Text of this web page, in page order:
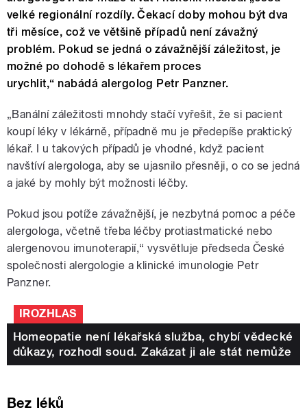
velké regionální rozdíly. Čekací doby mohou být dva
tři měsíce, což ve většině případů není závažný
problém. Pokud se jedná o závažnější záležitost, je
možné po dohodě s lékařem proces
urychlit,“ nabádá alergolog Petr Panzner.
„Banální záležitosti mnohdy stačí vyřešit, že si pacient
koupí léky v lékárně, případně mu je předepíše praktický
lékař. I u takových případů je vhodné, když pacient
navštíví alergologa, aby se ujasnilo přesněji, o co se jedná
a jaké by mohly být možnosti léčby.
Pokud jsou potíže závažnější, je nezbytná pomoc a péče
alergologa, včetně třeba léčby protiastmatické nebo
alergenovou imunoterapií,“ vysvětluje předseda České
společnosti alergologie a klinické imunologie Petr
Panzner.
IROZHLAS
Homeopatie není lékařská služba, chybí vědecké
důkazy, rozhodl soud. Zakázat ji ale stát nemůže
Bez léků